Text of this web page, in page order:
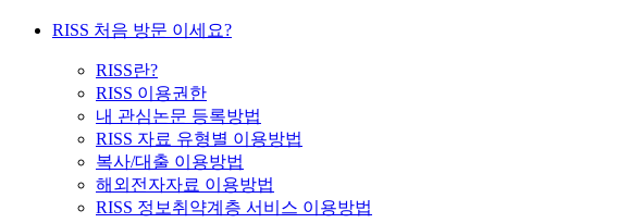
RISS 처음 방문 이세요?
RISS란?
RISS 이용권한
내 관심논문 등록방법
RISS 자료 유형별 이용방법
복사/대출 이용방법
해외전자자료 이용방법
RISS 정보취약계층 서비스 이용방법